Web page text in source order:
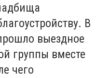
В
выездное
группы вместе
чего